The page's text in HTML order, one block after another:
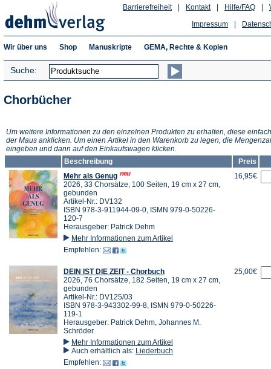
Hilfe/FAQ
Kontakt
Barrierefreiheit
Impressum
Wir über uns Shop Manuskripte GEMA, Rechte & Kopien
Suche:
Chorbücher
Um weitere Informationen zu den einzelnen Produkten zu erhalten, diese
der Maus anklicken. Um einen Artikel in den Warenkorb zu legen, die
eingeben und dann auf den Einkaufswagen klicken.
Beschreibung
Preis
Mehr als Genug
2026, 33 Chorsätze, 100 Seiten, 19 cm x 27 cm,
gebunden
Artikel-Nr.: DV132
ISBN 978-3-911944-09-0, ISMN 979-0-50226-
120-7
Herausgeber: Patrick Dehm
Mehr Informationen zum Artikel
Empfehlen:
16,95€
DEIN IST DIE ZEIT - Chorbuch
2026, 76 Chorsätze, 182 Seiten, 19 cm x 27 cm,
gebunden
Artikel-Nr.: DV125/03
ISBN 978-3-943302-99-8, ISMN 979-0-50226-
119-1
Herausgeber: Patrick Dehm, Johannes M.
Schröder
Mehr Informationen zum Artikel
Auch erhältlich als: Liederbuch
Empfehlen:
25,00€